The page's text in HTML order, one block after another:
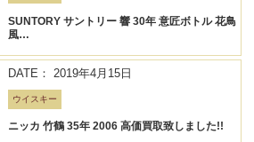
SUNTORY サントリー 響 30年 意匠ボトル 花鳥
風…
DATE： 2019年4月15日
ウイスキー
ニッカ 竹鶴 35年 2006 高価買取致しました!!